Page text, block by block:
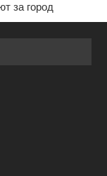
за город